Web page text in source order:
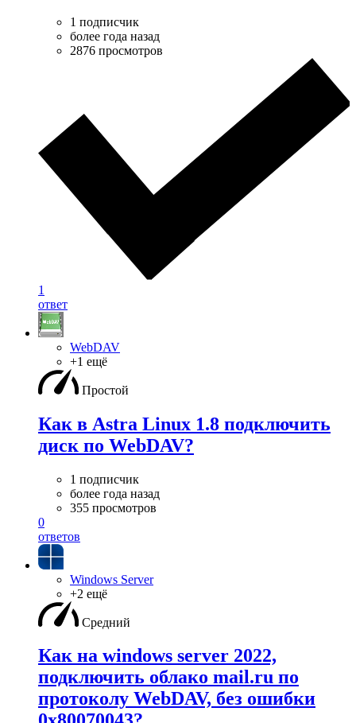
1 подписчик
более года назад
2876 просмотров
1
ответ
WebDAV
+1 ещё
Простой
Как в Astra Linux 1.8 подключить
диск по WebDAV?
1 подписчик
более года назад
355 просмотров
0
ответов
Windows Server
+2 ещё
Средний
Как на windows server 2022,
подключить облако mail.ru по
протоколу WebDAV, без ошибки